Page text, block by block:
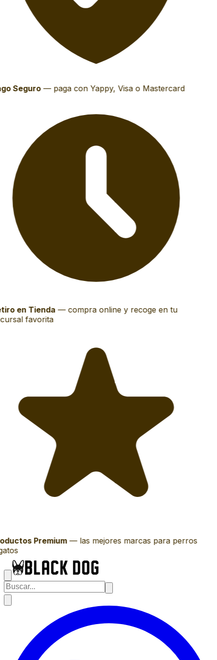
Seguro—paga con Yappy, Visa o Mastercard
en Tienda—compra online y recoge en tu
favorita
Premium—las mejores marcas para perros